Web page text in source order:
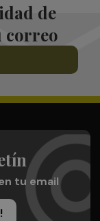
de
correo
tu email